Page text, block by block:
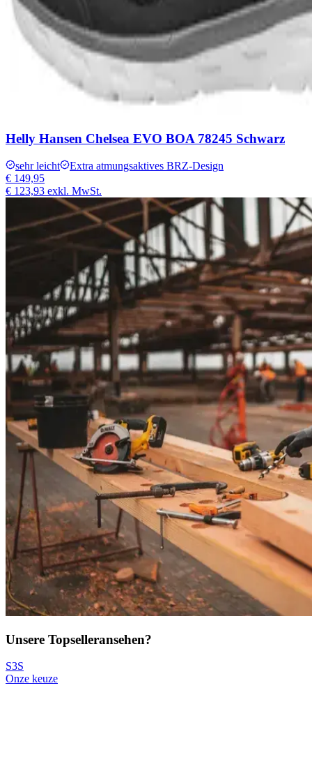
Helly Hansen Chelsea EVO BOA 78245 Schwarz
sehr leicht
Extra atmungsaktives BRZ-Design
€ 149,95
€ 123,93 exkl. MwSt.
Unsere Topselleransehen?
S3S
Onze keuze